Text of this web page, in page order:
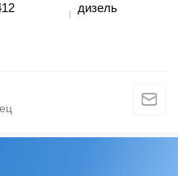
дизель